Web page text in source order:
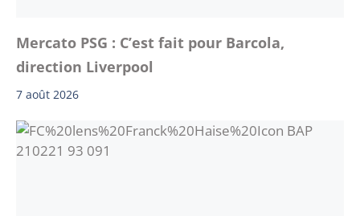
Mercato PSG : C’est fait pour Barcola,
direction Liverpool
7 août 2026